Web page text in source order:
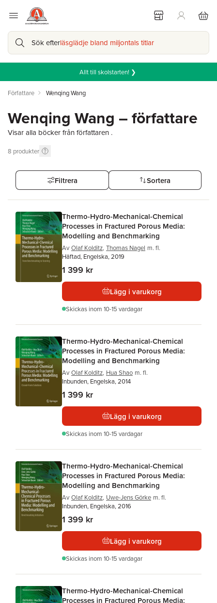
Sök efterläsglädje bland miljontals titlar
Allt till skolstarten! ❯
Författare Wenqing Wang
Wenqing Wang – författare
Visar alla böcker från författaren .
8 produkter
Filtrera Sortera
Thermo-Hydro-Mechanical-Chemical
Processes in Fractured Porous Media:
Modelling and Benchmarking
Av Olaf Kolditz, Thomas Nagel m. fl.
Häftad, Engelska, 2019
1 399 kr
Lägg i varukorg
Skickas inom 10-15 vardagar
Thermo-Hydro-Mechanical-Chemical
Processes in Fractured Porous Media:
Modelling and Benchmarking
Av Olaf Kolditz, Hua Shao m. fl.
Inbunden, Engelska, 2014
1 399 kr
Lägg i varukorg
Skickas inom 10-15 vardagar
Thermo-Hydro-Mechanical-Chemical
Processes in Fractured Porous Media:
Modelling and Benchmarking
Av Olaf Kolditz, Uwe-Jens Görke m. fl.
Inbunden, Engelska, 2016
1 399 kr
Lägg i varukorg
Skickas inom 10-15 vardagar
Thermo-Hydro-Mechanical-Chemical
Processes in Fractured Porous Media: